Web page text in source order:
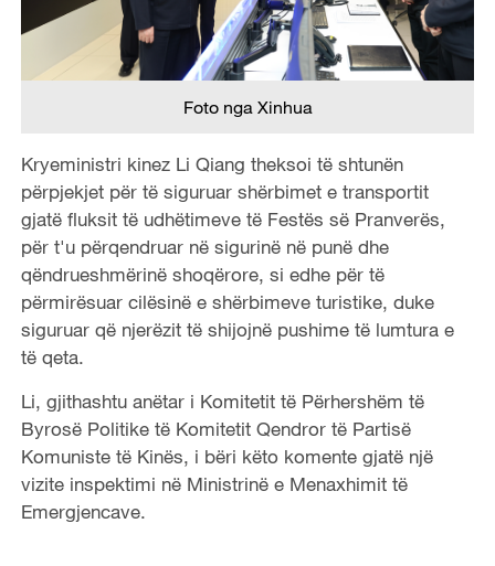
Foto nga Xinhua
Kryeministri kinez Li Qiang theksoi të shtunën
përpjekjet për të siguruar shërbimet e transportit
gjatë fluksit të udhëtimeve të Festës së Pranverës,
për t'u përqendruar në sigurinë në punë dhe
qëndrueshmërinë shoqërore, si edhe për të
përmirësuar cilësinë e shërbimeve turistike, duke
siguruar që njerëzit të shijojnë pushime të lumtura e
të qeta.
Li, gjithashtu anëtar i Komitetit të Përhershëm të
Byrosë Politike të Komitetit Qendror të Partisë
Komuniste të Kinës, i bëri këto komente gjatë një
vizite inspektimi në Ministrinë e Menaxhimit të
Emergjencave.